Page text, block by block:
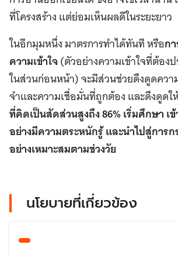
ที่โครงสร้าง แต่ย่อมเห็นผลดีในระยะยาว
ในอีกมุมหนึ่ง มาตรการทำได้ทันที หรือก
ความเข้าใจ(ตัวอย่างความเข้าใจที่ต้อง
ในส่วนก่อนหน้า) จะมีส่วนช่วยดึงดูดควา
จำและความเชื่อมั่นที่ถูกต้อง และดึงดูดใ
ที่คิดเป็นสัดส่วนสูงถึง86% เริ่มศึกษา
อย่างมีความตระหนักรู้ และนำไปสู่การก
อย่างเหมาะสมตามช่วงวัย
นโยบายที่เกี่ยวข้อง